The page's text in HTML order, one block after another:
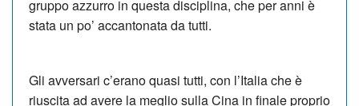
gruppo azzurro in questa disciplina, che per anni è
stata un po’ accantonata da tutti.
Gli avversari c’erano quasi tutti, con l’Italia che è
riuscita ad avere la meglio sulla Cina in finale proprio